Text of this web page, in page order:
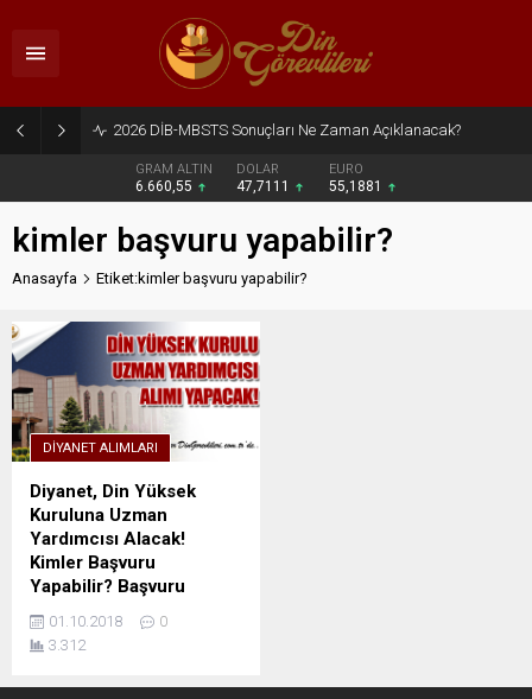
2026 DİB-MBSTS Sonuçları Ne Zaman Açıklanacak?
GRAM ALTIN
6.660,55
DOLAR
47,7111
EURO
55,1881
kimler başvuru yapabilir?
Anasayfa Etiket:kimler başvuru yapabilir?
DIYANET ALIMLARI
Diyanet, Din Yüksek
Kuruluna Uzman
Yardımcısı Alacak!
Kimler Başvuru
Yapabilir? Başvuru
01.10.2018
0
3.312